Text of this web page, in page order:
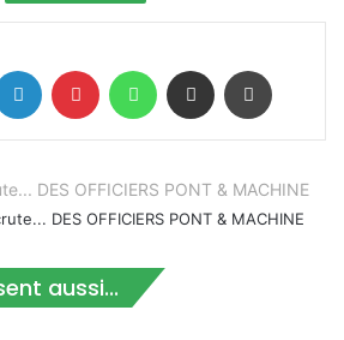
Linkedin Pinterest WhatsAppPartager par email
DES OFFICIERS PONT & MACHINE
aussi...